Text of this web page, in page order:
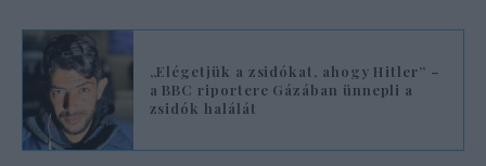
„Elégetjük a zsidókat, ahogy Hitler” –
a BBC riportere Gázában ünnepli a
zsidók halálát